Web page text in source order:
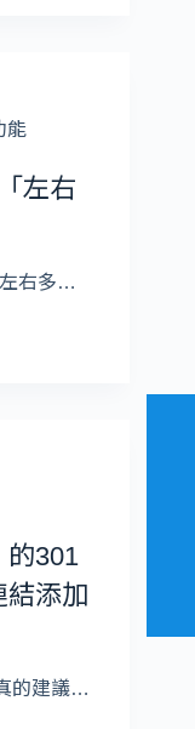
能
左右
右多…
的301
結添加
的建議…